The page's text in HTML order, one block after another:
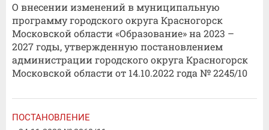
О внесении изменений в муниципальную
программу городского округа Красногорск
Московской области «Образование» на 2023 –
2027 годы, утвержденную постановлением
администрации городского округа Красногорск
Московской области от 14.10.2022 года № 2245/10
ПОСТАНОВЛЕНИЕ